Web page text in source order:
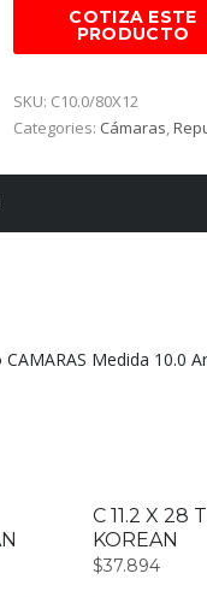
SKU: C10.0/80X12
Categories: Cámaras,
Medida 10.0
C 11.2 X 28
KOREAN
$37.894